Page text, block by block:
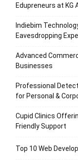
Edupreneurs at KG
Indiebim
Eavesdropping
Advanced
Businesses
Professional
for Personal &
Cupid Clinics
Friendly Support
Top 10 Web